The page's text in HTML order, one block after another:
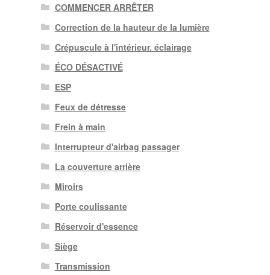
COMMENCER ARRÊTER
Correction de la hauteur de la lumière
Crépuscule à l'intérieur. éclairage
ÉCO DÉSACTIVÉ
ESP
Feux de détresse
Frein à main
Interrupteur d'airbag passager
La couverture arrière
Miroirs
Porte coulissante
Réservoir d'essence
Siège
Transmission